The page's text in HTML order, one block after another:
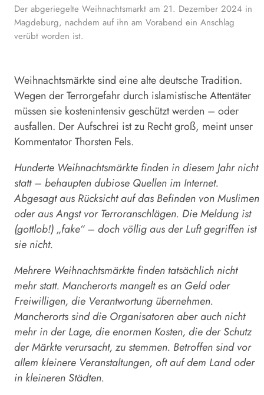
Der abgeriegelte Weihnachtsmarkt am 21. Dezember 2024 in
Magdeburg, nachdem auf ihn am Vorabend ein Anschlag
verübt worden ist.
Weihnachtsmärkte sind eine alte deutsche Tradition.
Wegen der Terrorgefahr durch islamistische Attentäter
müssen sie kostenintensiv geschützt werden – oder
ausfallen. Der Aufschrei ist zu Recht groß, meint unser
Kommentator Thorsten Fels.
Hunderte Weihnachtsmärkte finden in diesem Jahr nicht
statt – behaupten dubiose Quellen im Internet.
Abgesagt aus Rücksicht auf das Befinden von Muslimen
oder aus Angst vor Terroranschlägen. Die Meldung ist
(gottlob!) „fake“ – doch völlig aus der Luft gegriffen ist
sie nicht.
Mehrere Weihnachtsmärkte finden tatsächlich nicht
mehr statt. Mancherorts mangelt es an Geld oder
Freiwilligen, die Verantwortung übernehmen.
Mancherorts sind die Organisatoren aber auch nicht
mehr in der Lage, die enormen Kosten, die der Schutz
der Märkte verursacht, zu stemmen. Betroffen sind vor
allem kleinere Veranstaltungen, oft auf dem Land oder
in kleineren Städten.